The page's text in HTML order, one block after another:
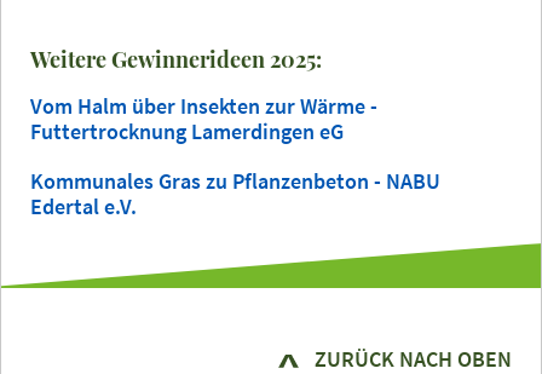
Weitere Gewinnerideen 2025:
Vom Halm über Insekten zur Wärme -
Futtertrocknung Lamerdingen eG
Kommunales Gras zu Pflanzenbeton - NABU
Edertal e.V.
ZURÜCK NACH OBEN